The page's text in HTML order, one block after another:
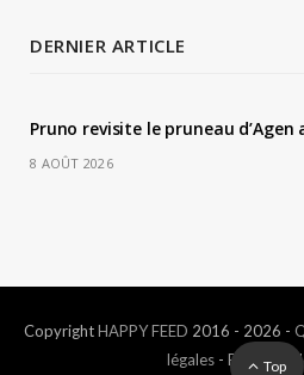
DERNIER ARTICLE
Pruno revisite le pruneau
8 AOÛT 2026
CopyrightHAPPY FEED 2016 - 2026 -
légales- Politique
Top